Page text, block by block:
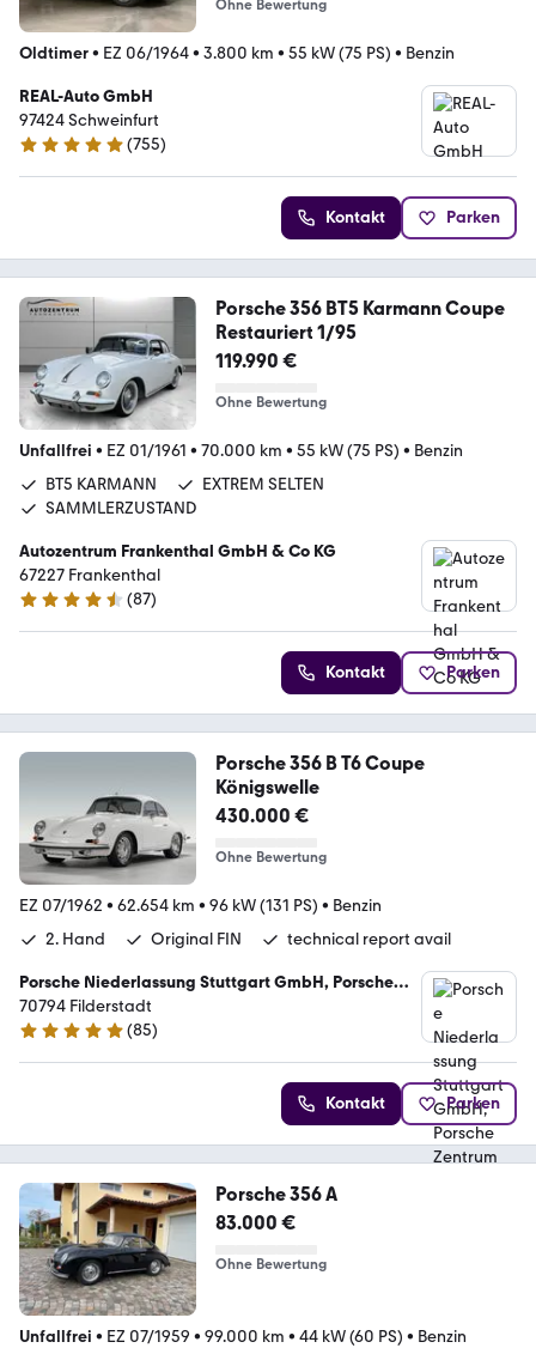
Ohne Bewertung
Oldtimer• EZ 06/1964• 3.800 km • 55 kW (75 PS) • Benzin
REAL-Auto GmbH
97424 Schweinfurt
4.9 Sterne
(755)
Kontakt Parken
Porsche 356 BT5 Karmann Coupe
Restauriert 1/95
119.990 €
Ohne Bewertung
Unfallfrei • EZ 01/1961 • 70.000 km • 55 kW (75 PS) • Benzin
BT5 KARMANN
EXTREM SELTEN
SAMMLERZUSTAND
Autozentrum Frankenthal GmbH & Co KG
67227 Frankenthal
4.5 Sterne
(87)
Kontakt Parken
Porsche 356 B T6 Coupe
Königswelle
430.000 €
Ohne Bewertung
EZ 07/1962 • 62.654 km • 96 kW (131 PS) • Benzin
2. Hand
Original FIN technical report avail
Porsche Niederlassung Stuttgart GmbH, Porsche
Zentrum Stuttgart-Flughafen
70794 Filderstadt
5 Sterne
(85)
Kontakt Parken
Porsche 356 A
83.000 €
Ohne Bewertung
Unfallfrei • EZ 07/1959 • 99.000 km • 44 kW (60 PS) • Benzin